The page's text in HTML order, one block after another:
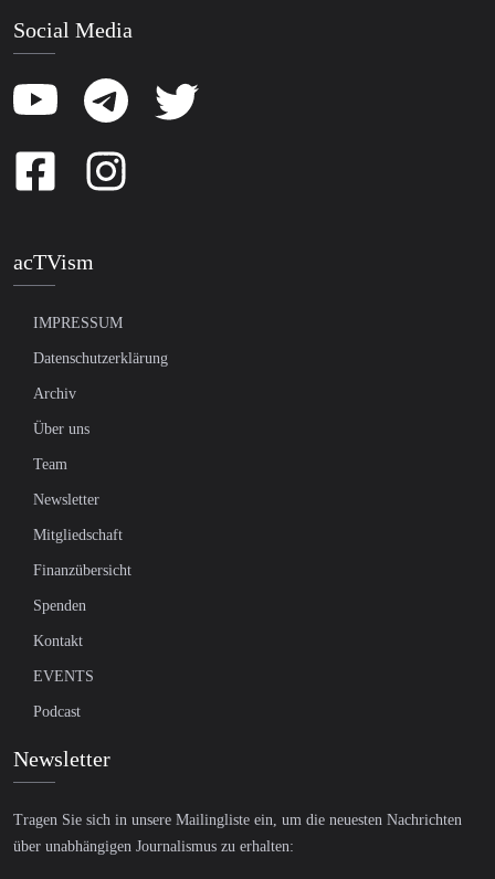
Social Media
acTVism
IMPRESSUM
Datenschutzerklärung
Archiv
Über uns
Team
Newsletter
Mitgliedschaft
Finanzübersicht
Spenden
Kontakt
EVENTS
Podcast
Newsletter
Tragen Sie sich in unsere Mailingliste ein, um die neuesten Nachrichten
über unabhängigen Journalismus zu erhalten: